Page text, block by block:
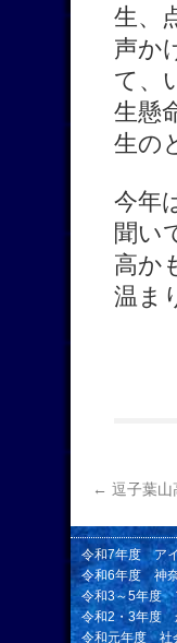
生、
声か
て、
生懸
生の
今年
聞い
高か
温ま
← 逗子葉山
令和7年度 ア
令和6年度 神
令和3～5年度
令和2・3年度
令和元年度 社